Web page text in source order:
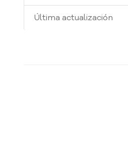
Última actualización